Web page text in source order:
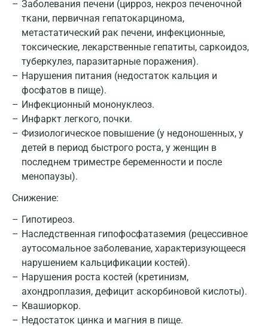
Заболевания печени (цирроз, некроз печеночной
ткани, первичная гепатокарцинома,
метастатический рак печени, инфекционные,
токсические, лекарственные гепатиты, саркоидоз,
туберкулез, паразитарные поражения).
Нарушения питания (недостаток кальция и
фосфатов в пище).
Инфекционный мононуклеоз.
Инфаркт легкого, почки.
Физиологическое повышение (у недоношенных, у
детей в период быстрого роста, у женщин в
последнем триместре беременности и после
менопаузы).
Снижение:
Гипотиреоз.
Наследственная гипофосфатаземия (рецессивное
аутосомальное заболевание, характеризующееся
нарушением кальцификации костей).
Нарушения роста костей (кретинизм,
ахондроплазия, дефицит аскорбиновой кислоты).
Квашиоркор.
Недостаток цинка и магния в пище.
Москва
Санкт-Петербург
Нижний Новгород
Казань
Альметьевск
Армавир
Астрахань
Балашиха
Барнаул
Брянск